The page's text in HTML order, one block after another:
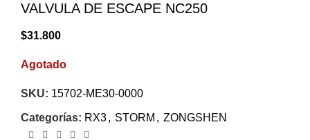
VALVULA DE ESCAPE NC250
$31.800
Agotado
SKU: 15702-ME30-0000
Categorías: RX3, STORM , ZONGSHEN